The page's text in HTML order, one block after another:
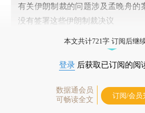
有关伊朗制裁的问题涉及孟晚舟的
没有签署这些伊朗制裁决议
本文共计721字 订阅后继
登录 后获取已订阅的阅
数据通会员
可畅读全文
订阅/会员